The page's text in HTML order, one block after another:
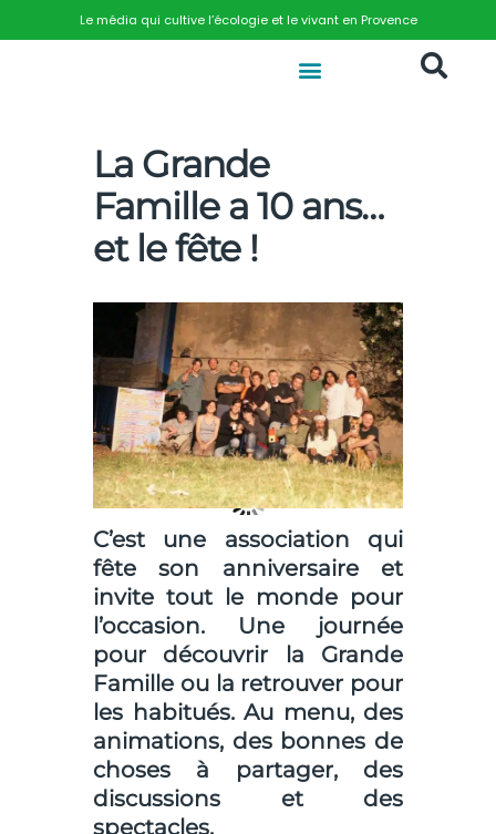
Le média qui cultive l’écologie et le vivant en Provence
La Grande
Famille a 10 ans…
et le fête !
C’est une association qui
fête son anniversaire et
invite tout le monde pour
l’occasion. Une journée
pour découvrir la Grande
Famille ou la retrouver pour
les habitués. Au menu, des
animations, des bonnes de
choses à partager, des
discussions et des
spectacles.